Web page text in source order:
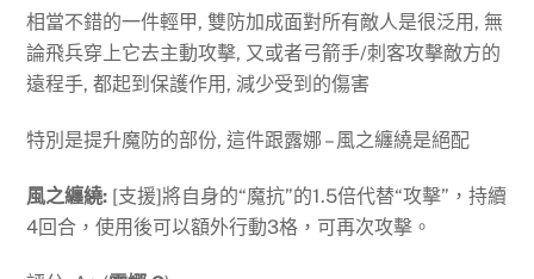
相當不錯的一件輕甲, 雙防加成面對所有敵人是很泛用, 無
論飛兵穿上它去主動攻擊, 又或者弓箭手/刺客攻擊敵方的
遠程手, 都起到保護作用, 減少受到的傷害
特別是提升魔防的部份, 這件跟露娜 – 風之纏繞是絕配
風之纏繞: [支援]將自身的“魔抗”的1.5倍代替“攻擊”，持續
4回合，使用後可以額外行動3格，可再次攻擊。